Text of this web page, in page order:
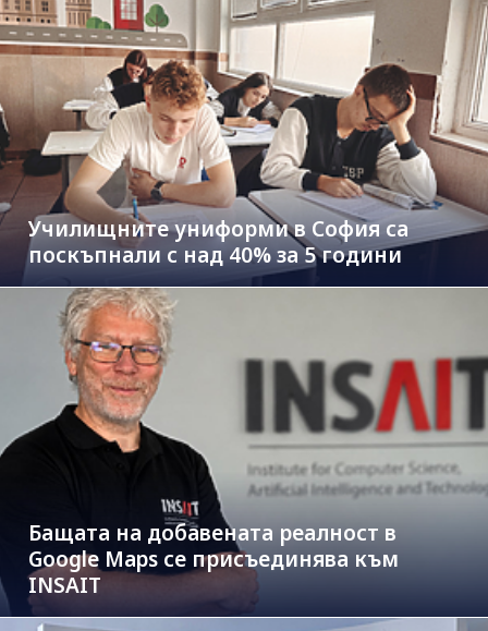
Училищните униформи в София са
поскъпнали с над 40% за 5 години
Бащата на добавената реалност в
Google Maps се присъединява към
INSAIT